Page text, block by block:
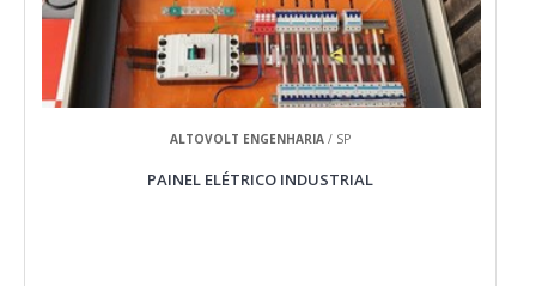
ALTOVOLT ENGENHARIA / SP
PAINEL ELÉTRICO INDUSTRIAL